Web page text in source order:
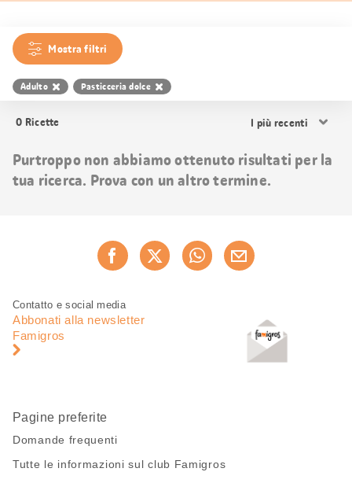
Mostra filtri
Adulto Pasticceria dolce
0 Ricette
i
Purtroppo non abbiamo ottenuto risultati per la
tua ricerca. Prova con un altro termine.
Consiglia ora
Piè
pagina
Navigazione
pagina
Contatto e social media
Abbonati alla newsletter
Famigros
Pagine preferite
Domande frequenti
Tutte le informazioni sul club Famigros